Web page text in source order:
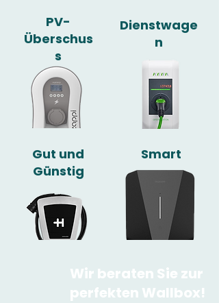
PV-
Überschus
s
Dienstwage
n
Gut und
Günstig
Smart
Wir beraten Sie zur
perfekten Wallbox!